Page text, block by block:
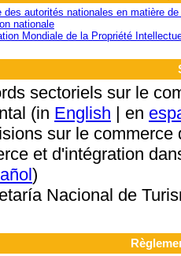
des autorités nationales en matière
nationale
Mondiale de la Propriété
sectoriels sur le
(in English | en
sur le
et d'intégration
)
Nacional de